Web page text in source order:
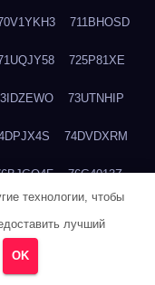
711BHOSD
725P81XE
73UTNHIP
74DVDXRM
76G4013Z
78Q29S80
технологии, чтобы
лучший
OK